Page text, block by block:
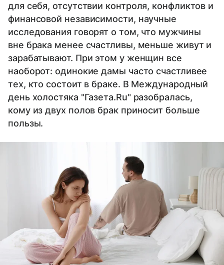
для себя, отсутствии контроля, конфликтов и
финансовой независимости, научные
исследования говорят о том, что мужчины
вне брака менее счастливы, меньше живут и
зарабатывают. При этом у женщин все
наоборот: одинокие дамы часто счастливее
тех, кто состоит в браке. В Международный
день холостяка "Газета.Ru" разобралась,
кому из двух полов брак приносит больше
пользы.